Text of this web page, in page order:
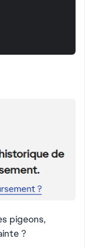
pigeons,
?